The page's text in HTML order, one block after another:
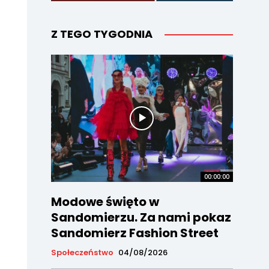
Z TEGO TYGODNIA
00:00:00
Modowe święto w
Sandomierzu. Za nami pokaz
Sandomierz Fashion Street
Społeczeństwo 04/08/2026